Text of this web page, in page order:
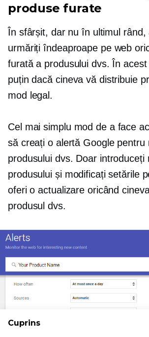
produse furate
În sfârșit, dar nu în ultimul rând,
urmăriți îndeaproape pe web
furată a produsului dvs. În
puțin dacă cineva vă distribuie
mod legal.
Cel mai simplu mod de a face
să creați o alertă Google pentru
produsului dvs. Doar introduceți
produsului și modificați setările
oferi o actualizare oricând
produsul dvs.
Cuprins